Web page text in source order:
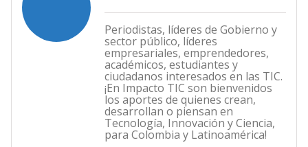
Periodistas, líderes de Gobierno y
sector público, líderes
empresariales, emprendedores,
académicos, estudiantes y
ciudadanos interesados en las TIC.
¡En Impacto TIC son bienvenidos
los aportes de quienes crean,
desarrollan o piensan en
Tecnología, Innovación y Ciencia,
para Colombia y Latinoamérica!